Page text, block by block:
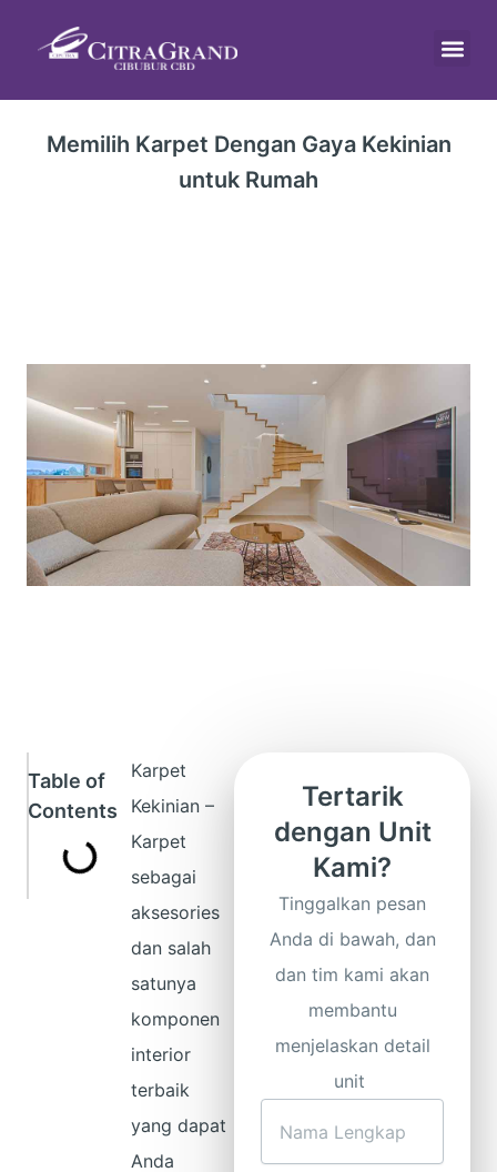
Memilih Karpet Dengan Gaya Kekinian
untuk Rumah
Table of
Contents
Karpet
Kekinian –
Karpet
sebagai
aksesories
dan salah
satunya
komponen
interior
terbaik
yang dapat
Anda
Tertarik
dengan Unit
Kami?
Tinggalkan pesan
Anda di bawah, dan
dan tim kami akan
membantu
menjelaskan detail
unit